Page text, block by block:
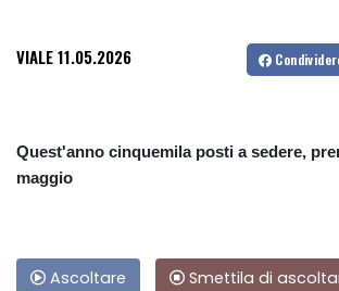
VIALE11.05.2026
Quest'anno cinquemila posti a sedere,
maggio
Ascoltare Smettila di